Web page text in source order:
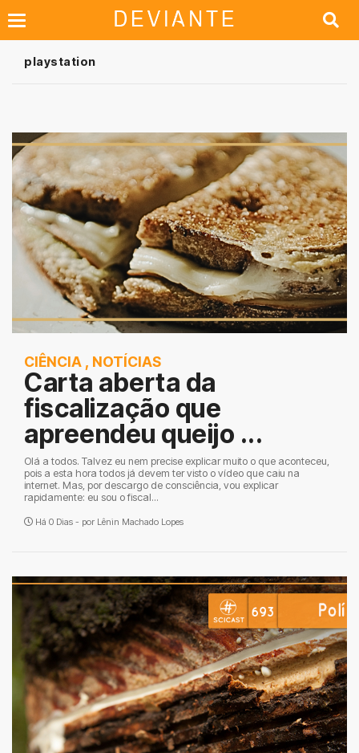
playstation
CIÊNCIA , NOTÍCIAS
Carta aberta da
fiscalização que
apreendeu queijo ...
Olá a todos. Talvez eu nem precise explicar muito o que aconteceu,
pois a esta hora todos já devem ter visto o vídeo que caiu na
internet. Mas, por descargo de consciência, vou explicar
rapidamente: eu sou o fiscal...
Há 0 Dias - por Lênin Machado Lopes